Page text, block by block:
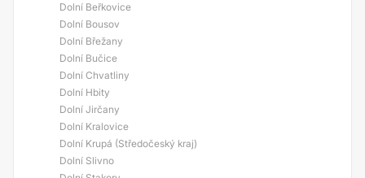
Dolní Beřkovice
Dolní Bousov
Dolní Břežany
Dolní Bučice
Dolní Chvatliny
Dolní Hbity
Dolní Jirčany
Dolní Kralovice
Dolní Krupá (Středočeský kraj)
Dolní Slivno